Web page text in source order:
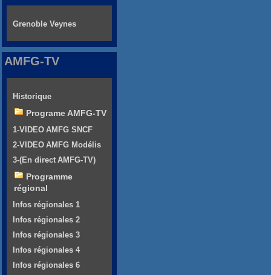
Grenoble Veynes
AMFG-TV
Historique
Programe AMFG-TV
1-VIDEO AMFG SNCF
2-VIDEO AMFG Modélis
3-(En direct AMFG-TV)
Programme
régional
Infos régionales 1
Infos régionales 2
Infos régionales 3
Infos régionales 4
Infos régionales 6